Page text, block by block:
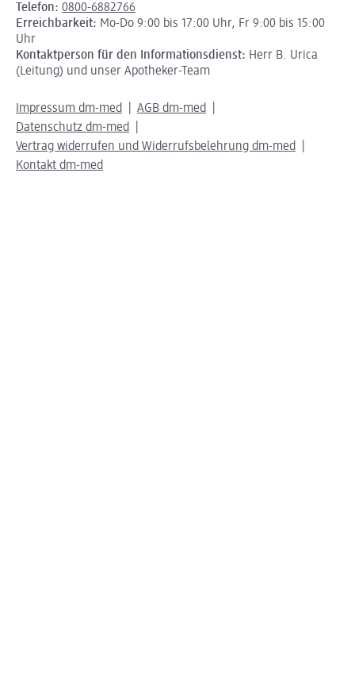
Telefon: 0800-6882766
Erreichbarkeit: Mo-Do 9:00 bis 17:00 Uhr, Fr 9:00 bis 15:00
Uhr
Kontaktperson für den Informationsdienst: Herr B. Urica
(Leitung) und unser Apotheker-Team
Impressum dm-med
AGB dm-med
Datenschutz dm-med
Vertrag widerrufen und Widerrufsbelehrung dm-med
Kontakt dm-med